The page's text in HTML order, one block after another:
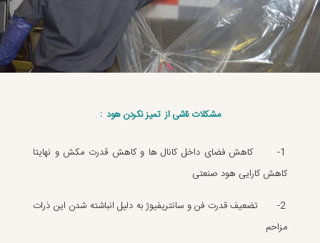
مشکلات ناشی از تمیز نکردن هود :
1- کاهش فضای داخل کانال ها و کاهش قدرت مکش و نهایتا
کاهش کارایی هود صنعتی
2- تضعیف قدرت فن و سانتریفیوژ به دلیل انباشته شدن این ذرات
مزاحم